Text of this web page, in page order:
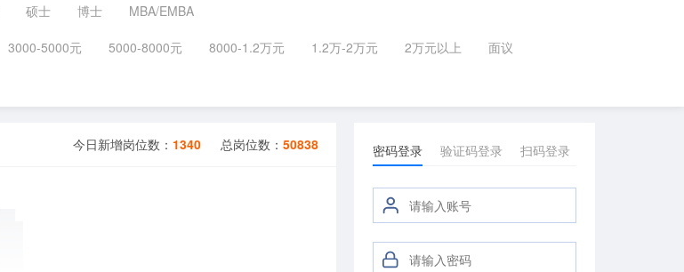
硕士 博士
MBA/EMBA
3000-5000元 5000-8000元 8000-1.2万元 1.2万-2万元 2万元以上
面议
今日新增岗位数： 1340 总岗位数：50838 密码登录 验证码登录 扫码登录